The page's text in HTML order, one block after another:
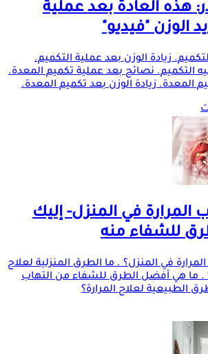
هذه العادة بعد عملية
الوزن "فيديو"
زيادة الوزن بعد عملية التكميم.
التكميم. نصائح بعد عملية تكميم المعدة.
المعدة. زيادة الوزن بعد تكميم المعدة.
المرارة في المنزل- إليك
للشفاء منه
في المنزل؟ . ما الطرق المنزلية لعلاج
. ما هي أفضل الطرق للشفاء من التهاب
الطبيعية لعلاج المرارة؟